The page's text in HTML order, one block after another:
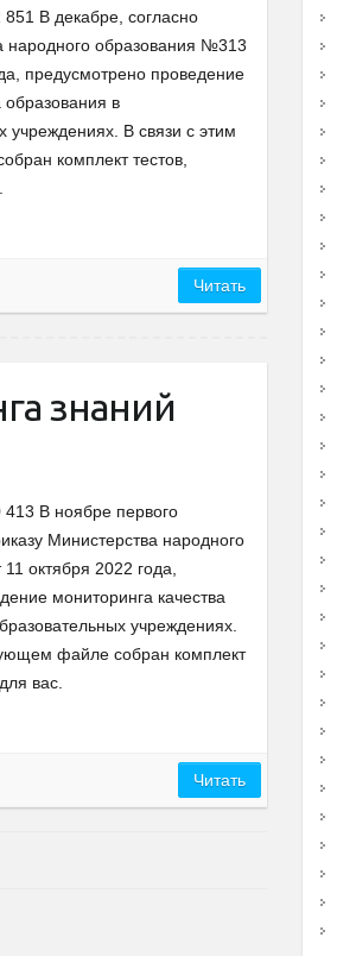
В декабре, согласно
народного образования №313
предусмотрено проведение
образования в
учреждениях. В связи с этим
комплект тестов,
Читать
знаний
В ноябре первого
Министерства народного
октября 2022 года,
мониторинга качества
учреждениях.
файле собран комплект
вас.
Читать